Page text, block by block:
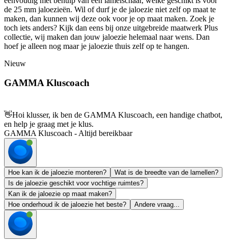
de 25 mm jaloezieën. Wil of durf je de jaloezie niet zelf op maat te
maken, dan kunnen wij deze ook voor je op maat maken. Zoek je
toch iets anders? Kijk dan eens bij onze uitgebreide maatwerk Plus
collectie, wij maken dan jouw jaloezie helemaal naar wens. Dan
hoef je alleen nog maar je jaloezie thuis zelf op te hangen.
Nieuw
GAMMA Kluscoach
👋Hoi klusser, ik ben de GAMMA Kluscoach, een handige chatbot,
en help je graag met je klus.
GAMMA Kluscoach - Altijd bereikbaar
Hoe kan ik de jaloezie monteren?
Wat is de breedte van de lamellen?
Is de jaloezie geschikt voor vochtige ruimtes?
Kan ik de jaloezie op maat maken?
Hoe onderhoud ik de jaloezie het beste?
Andere vraag...